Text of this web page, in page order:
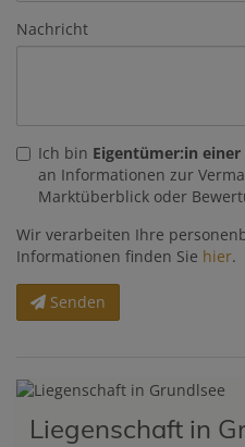
Nachricht
Ich bin Eigentümer:in
an Informationen zur
Marktüberblick oder
Wir verarbeiten Ihre
Informationen finden Sie hier.
Senden
Liegenschaft in